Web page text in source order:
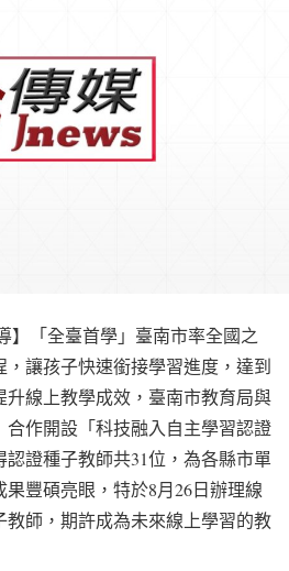
】「全臺首學」臺南市率全國之
讓孩子快速銜接學習進度，達到
線上教學成效，臺南市教育局與
作開設「科技融入自主學習認證
證種子教師共31位，為各縣市單
豐碩亮眼，特於8月26日辦理線
教師，期許成為未來線上學習的教